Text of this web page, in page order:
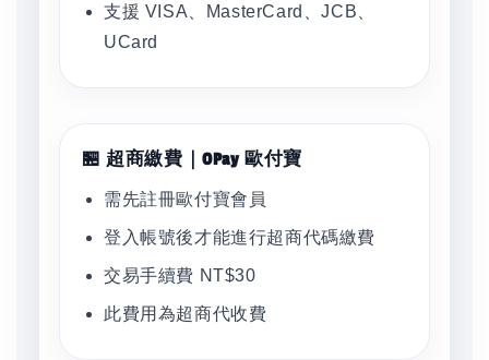
支援 VISA、MasterCard、JCB、
UCard
🏪 超商繳費｜OPay 歐付寶
需先註冊歐付寶會員
登入帳號後才能進行超商代碼繳費
交易手續費 NT$30
此費用為超商代收費